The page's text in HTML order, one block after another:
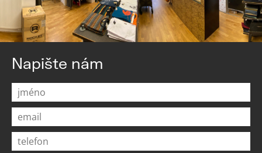
Napište nám